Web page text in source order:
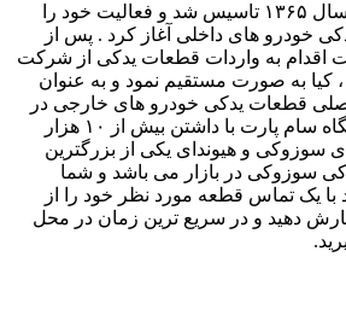
فروشگاه سام پارت در سال ۱۳۶۵ تاسیس شد و فعالیت خود را
خودرو های داخلی آغاز کرد . پس از
پارت اقدام به واردات قطعات یدکی از شرکت
کیا به صورت مستقیم نمود و به عنوان
قطعات یدکی خودرو های خارجی در
بازارشناخته شد . فروشگاه سام پارت با داشتن بیش از ۱۰ هزار
سوزوکی و هیوندای یکی از بزرگترین
سوزوکی در بازار می باشد و شما
با یک تماس قطعه مورد نظر خود را از
دهید و در سریع ترین زمان در محل